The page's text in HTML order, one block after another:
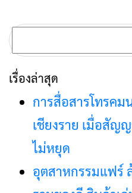
จับกุมดำเนินคดี รับ
5,000 บาท กำหนด 1-
30 พ.ค.2567
-15 เม.ย.66”
ค้นหา
สำหรับ:
เรื่องล่าสุด
การสื่อสารโทรค
เชียงราย เมื่อสัญ
ไม่หยุด
อุตสาหกรรมแฟร์